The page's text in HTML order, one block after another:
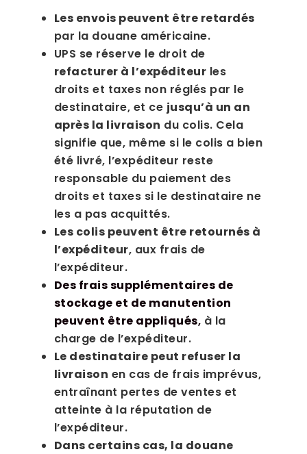
Les envois peuvent être retardés
par la douane américaine.
UPS se réserve le droit de
refacturer à l’expéditeur les
droits et taxes non réglés par le
destinataire, et ce jusqu’à un an
après la livraison du colis. Cela
signifie que, même si le colis a bien
été livré, l’expéditeur reste
responsable du paiement des
droits et taxes si le destinataire ne
les a pas acquittés.
Les colis peuvent être retournés à
l’expéditeur, aux frais de
l’expéditeur.
Des frais supplémentaires de
stockage et de manutention
peuvent être appliqués, à la
charge de l’expéditeur.
Le destinataire peut refuser la
livraison en cas de frais imprévus,
entraînant pertes de ventes et
atteinte à la réputation de
l’expéditeur.
Dans certains cas, la douane